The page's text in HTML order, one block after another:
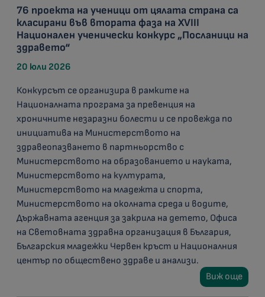
76 проекта на ученици от цялата страна са
класирани във втората фаза на XVIII
Национален ученически конкурс „Посланици на
здравето“
20 юли 2026
Конкурсът се организира в рамките на
Националната програма за превенция на
хроничните незаразни болести и се провежда по
инициатива на Министерството на
здравеопазването в партньорство с
Министерството на образованието и науката,
Министерството на културата,
Министерството на младежта и спорта,
Министерството на околната среда и водите,
Държавната агенция за закрила на детето, Офиса
на Световната здравна организация в България,
Българския младежки Червен кръст и Националния
център по обществено здраве и анализи.
Виж още